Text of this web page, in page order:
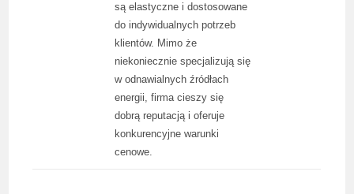
są elastyczne i dostosowane
do indywidualnych potrzeb
klientów. Mimo że
niekoniecznie specjalizują się
w odnawialnych źródłach
energii, firma cieszy się
dobrą reputacją i oferuje
konkurencyjne warunki
cenowe.